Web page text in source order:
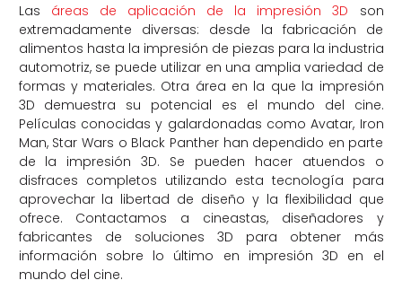
Las áreas de aplicación de la impresión 3D son
extremadamente diversas: desde la fabricación de
alimentos hasta la impresión de piezas para la industria
automotriz, se puede utilizar en una amplia variedad de
formas y materiales. Otra área en la que la impresión
3D demuestra su potencial es el mundo del cine.
Películas conocidas y galardonadas como Avatar, Iron
Man, Star Wars o Black Panther han dependido en parte
de la impresión 3D. Se pueden hacer atuendos o
disfraces completos utilizando esta tecnología para
aprovechar la libertad de diseño y la flexibilidad que
ofrece. Contactamos a cineastas, diseñadores y
fabricantes de soluciones 3D para obtener más
información sobre lo último en impresión 3D en el
mundo del cine.